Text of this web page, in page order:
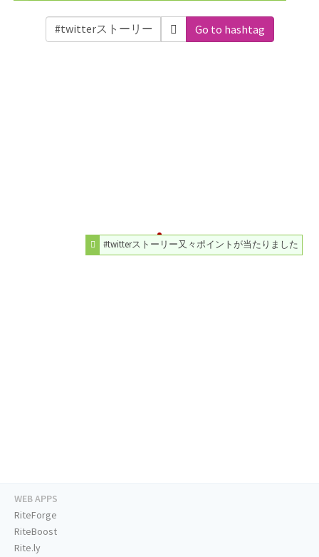
Go to hashtag
#twitterストーリー又々ポイントが当たりました
WEB APPS
RiteForge
RiteBoost
Rite.ly